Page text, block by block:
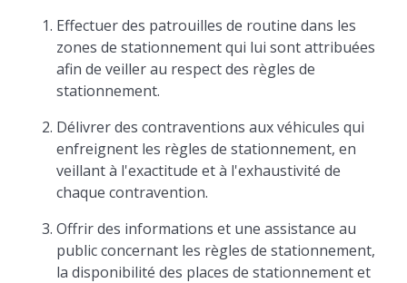
Effectuer des patrouilles de routine dans les
zones de stationnement qui lui sont attribuées
afin de veiller au respect des règles de
stationnement.
Délivrer des contraventions aux véhicules qui
enfreignent les règles de stationnement, en
veillant à l'exactitude et à l'exhaustivité de
chaque contravention.
Offrir des informations et une assistance au
public concernant les règles de stationnement,
la disponibilité des places de stationnement et